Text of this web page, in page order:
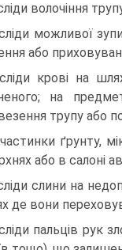
волочіння
можливої
або
крові на
на
трупу або
ґрунту,
або в салоні
слини на
де вони
пальців рук